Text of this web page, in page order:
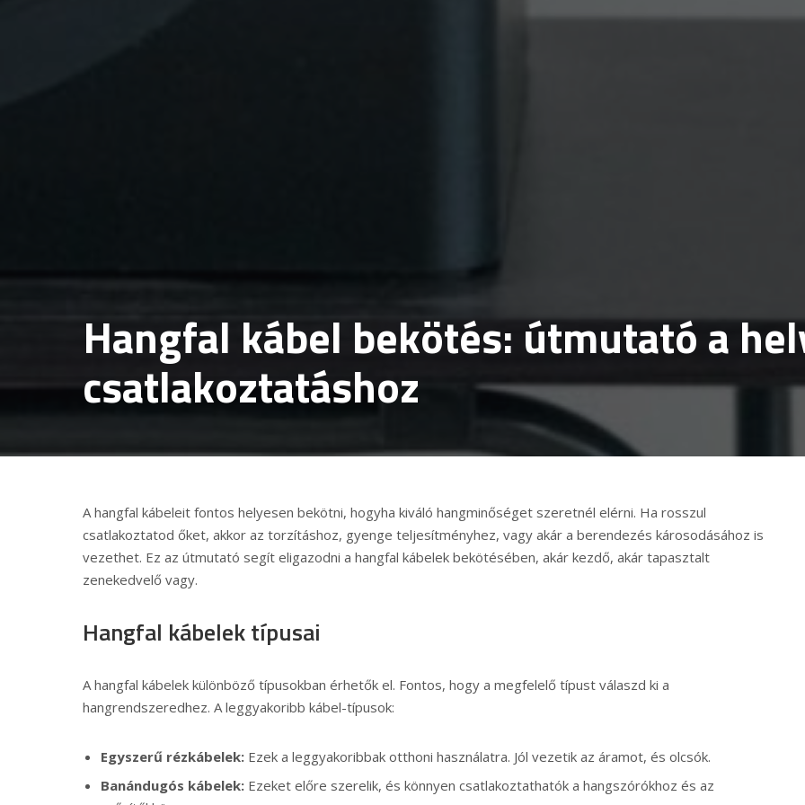
Hangfal kábel bekötés: útmutató a
csatlakoztatáshoz
A hangfal kábeleit fontos helyesen bekötni, hogyha kiváló hangminőséget szeretnél elérni. Ha rosszul
csatlakoztatod őket, akkor az torzításhoz, gyenge teljesítményhez, vagy akár a berendezés károsodásához is
vezethet. Ez az útmutató segít eligazodni a hangfal kábelek bekötésében, akár kezdő, akár tapasztalt
zenekedvelő vagy.
Hangfal kábelek típusai
A hangfal kábelek különböző típusokban érhetők el. Fontos, hogy a megfelelő típust válaszd ki a
hangrendszeredhez. A leggyakoribb kábel-típusok:
Egyszerű rézkábelek: Ezek a leggyakoribbak otthoni használatra. Jól vezetik az áramot, és olcsók.
Banándugós kábelek: Ezeket előre szerelik, és könnyen csatlakoztathatók a hangszórókhoz és az